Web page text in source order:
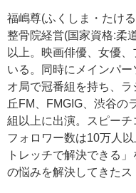
福嶋尊(ふくしま・たけ
整骨院経営(国家資格:柔
以上。映画俳優、女優
いる。同時にメインパ
オ局で冠番組を持ち、
丘FM、FMGIG、渋谷の
組以上に出演。スピー
フォロワー数は10万人
トレッチで解決できる
の悩みを解決してきたス